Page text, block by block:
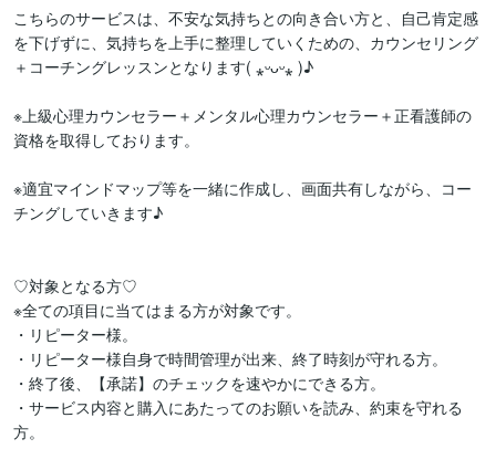
こちらのサービスは、不安な気持ちとの向き合い方と、自己肯定感
を下げずに、気持ちを上手に整理していくための、カウンセリング
＋コーチングレッスンとなります( ⁎ᵕᴗᵕ⁎ )♪
※上級心理カウンセラー＋メンタル心理カウンセラー＋正看護師の
資格を取得しております。
※適宜マインドマップ等を一緒に作成し、画面共有しながら、コー
チングしていきます♪
♡対象となる方♡
※全ての項目に当てはまる方が対象です。
・リピーター様。
・リピーター様自身で時間管理が出来、終了時刻が守れる方。
・終了後、【承諾】のチェックを速やかにできる方。
・サービス内容と購入にあたってのお願いを読み、約束を守れる
方。